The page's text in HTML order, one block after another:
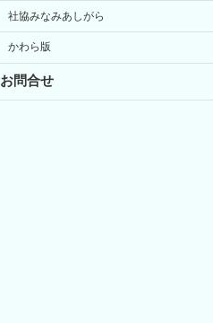
社協みなみあしがら
かわら版
お問合せ